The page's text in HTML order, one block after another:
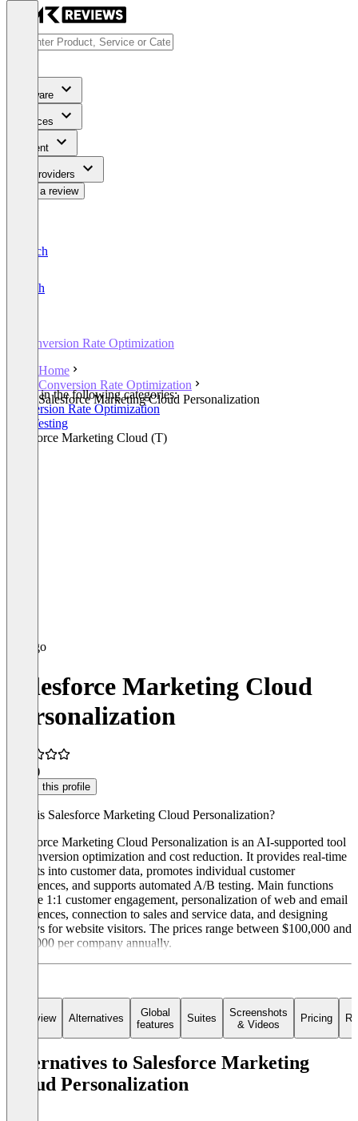
Software
Services
Content
For Providers
Write a review
Deutsch
English
Conversion Rate Optimization
Home
Conversion Rate Optimization
Salesforce Marketing Cloud Personalization
Listed in the following categories:
Conversion Rate Optimization
A/B Testing
Salesforce Marketing Cloud (T)
Salesforce Marketing Cloud
Personalization
(9)
Claim this profile
What is Salesforce Marketing Cloud Personalization?
Salesforce Marketing Cloud Personalization is an AI-supported tool
for conversion optimization and cost reduction. It provides real-time
insights into customer data, promotes individual customer
experiences, and supports automated A/B testing. Main functions
include 1:1 customer engagement, personalization of web and email
experiences, connection to sales and service data, and designing
surveys for website visitors. The prices range between $100,000 and
$300,000 per company annually.
Overview Alternatives
Global
features
Suites
Screenshots
& Videos
Pricing
Alternatives to Salesforce Marketing
Cloud Personalization